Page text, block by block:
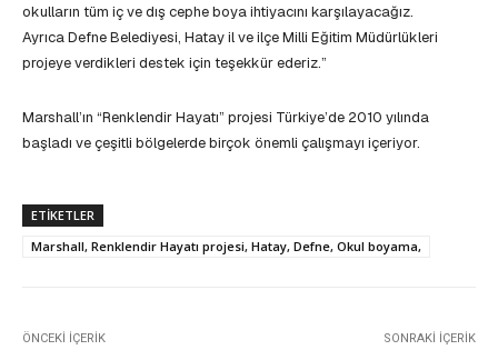
okulların tüm iç ve dış cephe boya ihtiyacını karşılayacağız.
Ayrıca Defne Belediyesi, Hatay il ve ilçe Milli Eğitim Müdürlükleri
projeye verdikleri destek için teşekkür ederiz.”
Marshall’ın “Renklendir Hayatı” projesi Türkiye’de 2010 yılında
başladı ve çeşitli bölgelerde birçok önemli çalışmayı içeriyor.
ETIKETLER
Marshall, Renklendir Hayatı projesi, Hatay, Defne, Okul boyama,
ÖNCEKI İÇERIK SONRAKI İÇERIK